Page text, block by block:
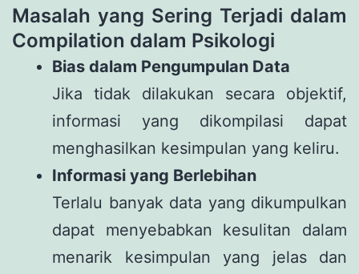
Masalah yang Sering Terjadi dalam
Compilation dalam Psikologi
Bias dalam Pengumpulan Data
Jika tidak dilakukan secara objektif,
informasi yang dikompilasi dapat
menghasilkan kesimpulan yang keliru.
Informasi yang Berlebihan
Terlalu banyak data yang dikumpulkan
dapat menyebabkan kesulitan dalam
menarik kesimpulan yang jelas dan